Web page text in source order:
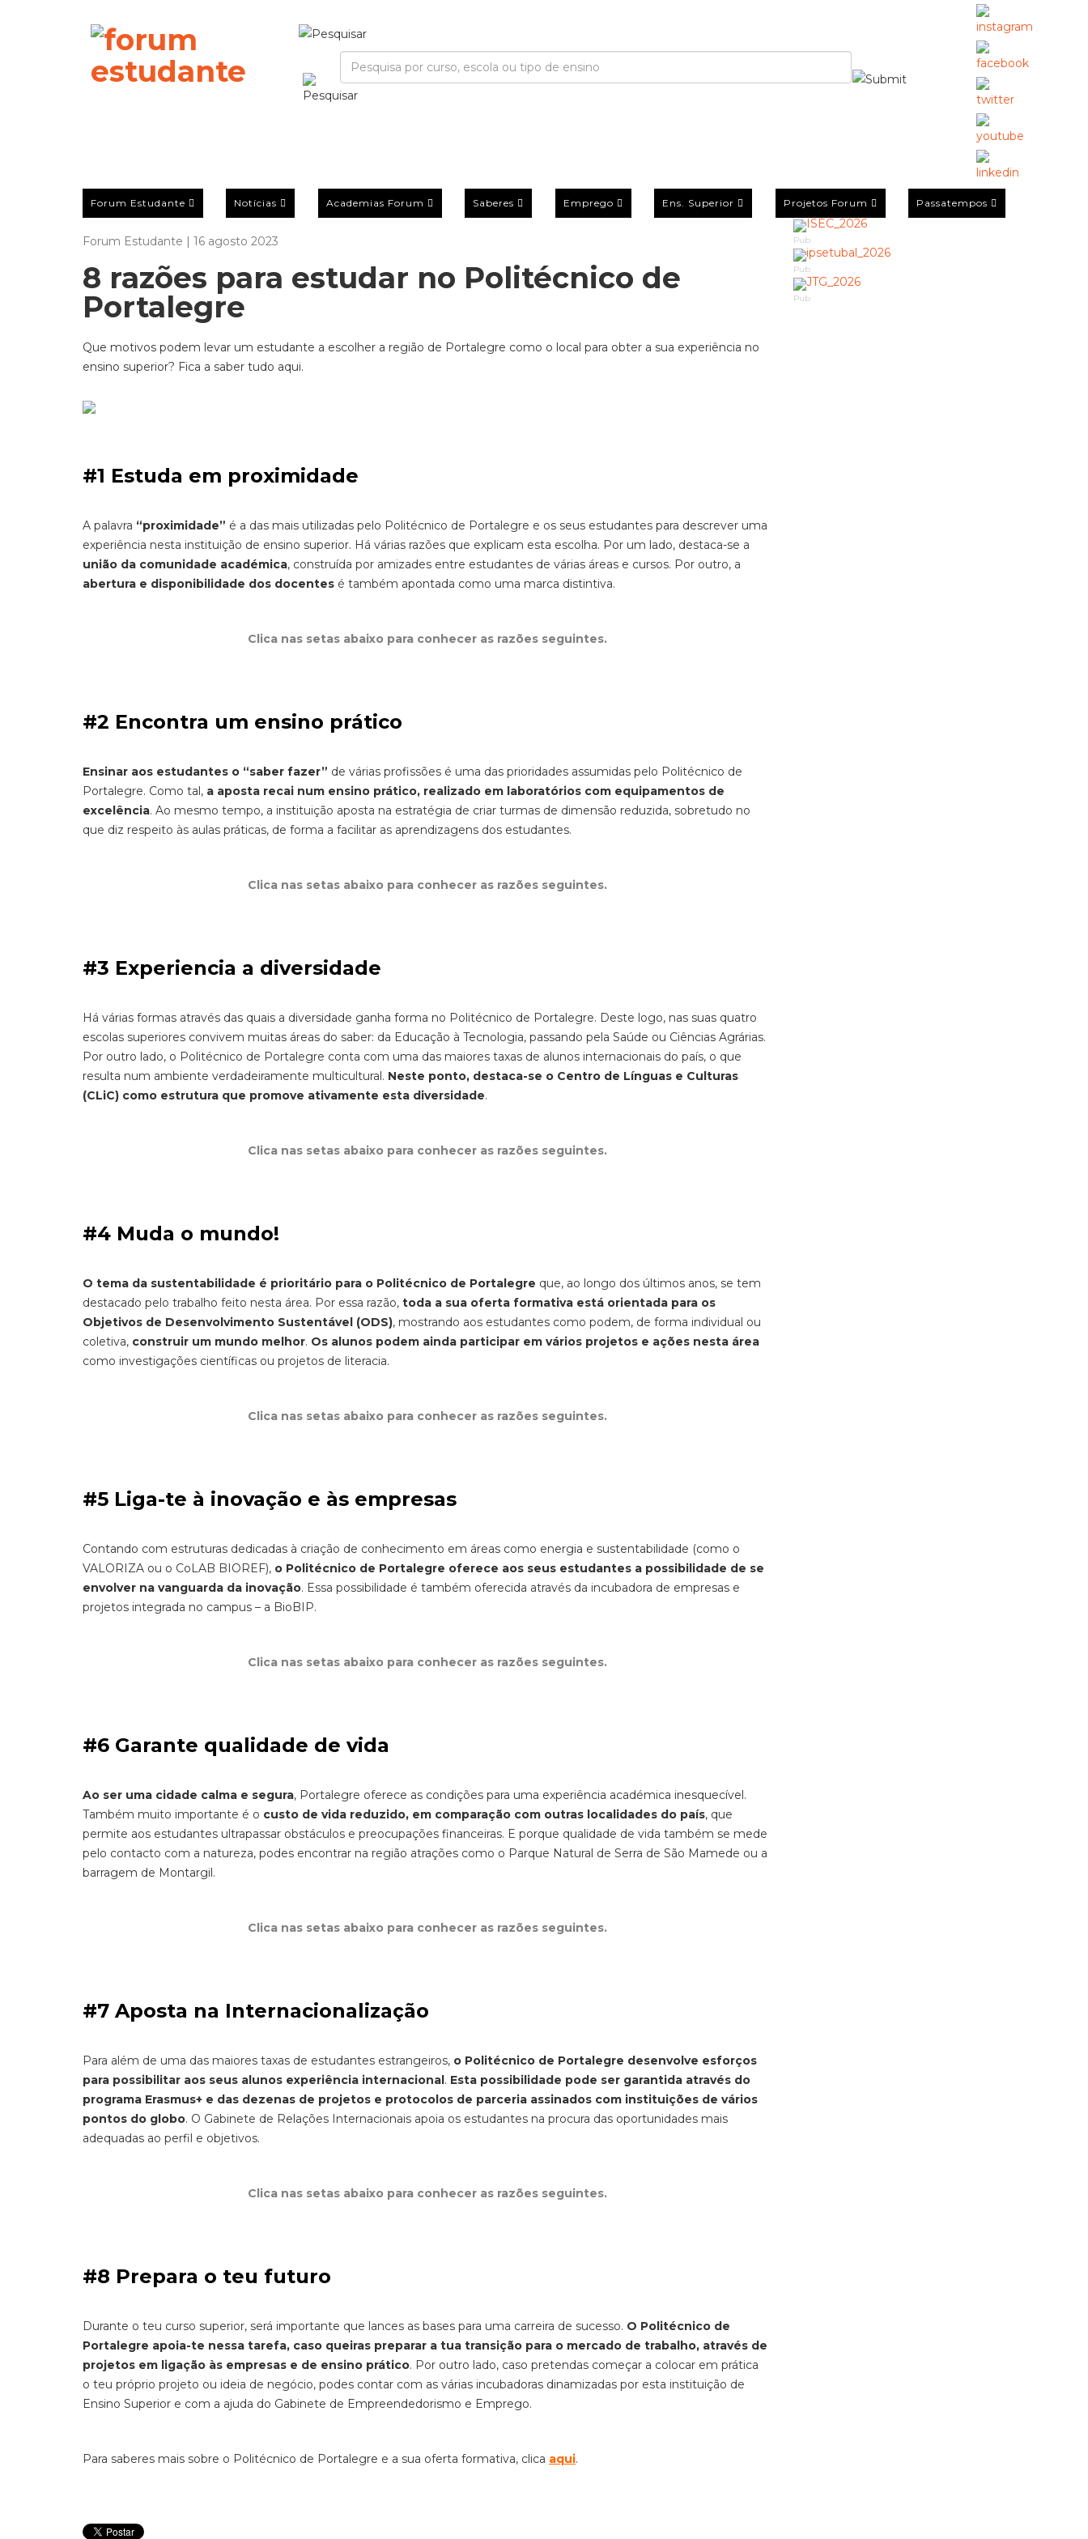
Forum Estudante Notícias Academias Forum Saberes Emprego Ens. Superior Projetos Forum Passatempos
Forum Estudante | 16 agosto 2023
8 razões para estudar no Politécnico de
Portalegre
Que motivos podem levar um estudante a escolher a região de Portalegre como o local para obter a sua experiência no
ensino superior? Fica a saber tudo aqui.
#1 Estuda em proximidade
A palavra “proximidade” é a das mais utilizadas pelo Politécnico de Portalegre e os seus estudantes para descrever uma
experiência nesta instituição de ensino superior. Há várias razões que explicam esta escolha. Por um lado, destaca-se a
união da comunidade académica, construída por amizades entre estudantes de várias áreas e cursos. Por outro, a
abertura e disponibilidade dos docentes é também apontada como uma marca distintiva.
Clica nas setas abaixo para conhecer as razões seguintes.
#2 Encontra um ensino prático
Ensinar aos estudantes o “saber fazer” de várias profissões é uma das prioridades assumidas pelo Politécnico de
Portalegre. Como tal, a aposta recai num ensino prático, realizado em laboratórios com equipamentos de
excelência. Ao mesmo tempo, a instituição aposta na estratégia de criar turmas de dimensão reduzida, sobretudo no
que diz respeito às aulas práticas, de forma a facilitar as aprendizagens dos estudantes.
Clica nas setas abaixo para conhecer as razões seguintes.
#3 Experiencia a diversidade
Há várias formas através das quais a diversidade ganha forma no Politécnico de Portalegre. Deste logo, nas suas quatro
escolas superiores convivem muitas áreas do saber: da Educação à Tecnologia, passando pela Saúde ou Ciências Agrárias.
Por outro lado, o Politécnico de Portalegre conta com uma das maiores taxas de alunos internacionais do país, o que
resulta num ambiente verdadeiramente multicultural. Neste ponto, destaca-se o Centro de Línguas e Culturas
(CLiC) como estrutura que promove ativamente esta diversidade.
Clica nas setas abaixo para conhecer as razões seguintes.
#4 Muda o mundo!
O tema da sustentabilidade é prioritário para o Politécnico de Portalegre que, ao longo dos últimos anos, se tem
destacado pelo trabalho feito nesta área. Por essa razão, toda a sua oferta formativa está orientada para os
Objetivos de Desenvolvimento Sustentável (ODS), mostrando aos estudantes como podem, de forma individual ou
coletiva, construir um mundo melhor. Os alunos podem ainda participar em vários projetos e ações nesta área
como investigações científicas ou projetos de literacia.
Clica nas setas abaixo para conhecer as razões seguintes.
#5 Liga-te à inovação e às empresas
Contando com estruturas dedicadas à criação de conhecimento em áreas como energia e sustentabilidade (como o
VALORIZA ou o CoLAB BIOREF), o Politécnico de Portalegre oferece aos seus estudantes a possibilidade de se
envolver na vanguarda da inovação. Essa possibilidade é também oferecida através da incubadora de empresas e
projetos integrada no campus – a BioBIP.
Clica nas setas abaixo para conhecer as razões seguintes.
#6 Garante qualidade de vida
Ao ser uma cidade calma e segura, Portalegre oferece as condições para uma experiência académica inesquecível.
Também muito importante é o custo de vida reduzido, em comparação com outras localidades do país, que
permite aos estudantes ultrapassar obstáculos e preocupações financeiras. E porque qualidade de vida também se mede
pelo contacto com a natureza, podes encontrar na região atrações como o Parque Natural de Serra de São Mamede ou a
barragem de Montargil.
Clica nas setas abaixo para conhecer as razões seguintes.
#7 Aposta na Internacionalização
Para além de uma das maiores taxas de estudantes estrangeiros, o Politécnico de Portalegre desenvolve esforços
para possibilitar aos seus alunos experiência internacional. Esta possibilidade pode ser garantida através do
programa Erasmus+ e das dezenas de projetos e protocolos de parceria assinados com instituições de vários
pontos do globo. O Gabinete de Relações Internacionais apoia os estudantes na procura das oportunidades mais
adequadas ao perfil e objetivos.
Clica nas setas abaixo para conhecer as razões seguintes.
#8 Prepara o teu futuro
Durante o teu curso superior, será importante que lances as bases para uma carreira de sucesso. O Politécnico de
Portalegre apoia-te nessa tarefa, caso queiras preparar a tua transição para o mercado de trabalho, através de
projetos em ligação às empresas e de ensino prático. Por outro lado, caso pretendas começar a colocar em prática
o teu próprio projeto ou ideia de negócio, podes contar com as várias incubadoras dinamizadas por esta instituição de
Ensino Superior e com a ajuda do Gabinete de Empreendedorismo e Emprego.
Para saberes mais sobre o Politécnico de Portalegre e a sua oferta formativa, clica aqui.
Pub
Pub
Pub